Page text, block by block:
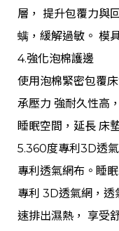
層， 提升包覆力與
螨，緩解過敏。 模
4.強化泡棉護邊
使用泡棉緊密包覆
承壓力 強耐久性高
睡眠空間，延長 床
5.360度專利3D透
專利透氣網布。睡
專利 3D透氣網，
速排出濕熱， 享受